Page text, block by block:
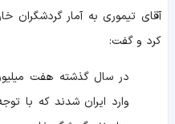
آقای تیموری به آمار گردشگران
کرد و گفت: